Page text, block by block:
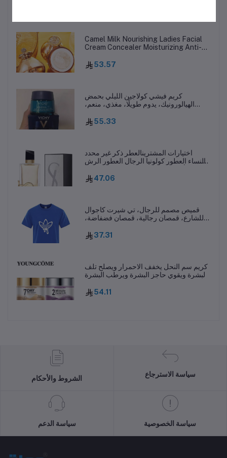
Camel Milk Nourishing Ladies Facial
Cream Concealer Moisturizing Anti-
Cream Facial Skin Care L251114
53.57
كريم فيشي كولاجين الليلي بحمض
الهيالورونيك، يدوم طويلًا، مغذي، منعم،
بالبشرة L25111455.33
اختيارات المشترينالعطر ذكر غير محدد
والنساء العطور كولونيا الرجال العطور الرش
47.06
قميص مصمم للرجال، تي شيرت كاجوال
للشارع، قمصان رجالية، قمصان فضفاضة،
شيرت بأكمام قصيرة
37.31
كريم سم النحل يخفف الاحمرار ويصلح تلف
البشرة ويقوي حاجز البشرة ويرطب البشرة
54.11
الشروط والأحكام
سياسة الاسترجاع
سياسة الدعم سياسة الخصوصية